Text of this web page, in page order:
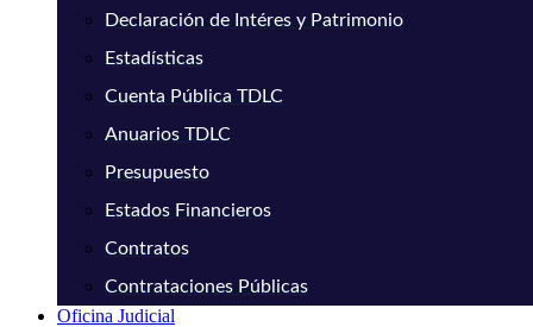
Declaración de Intéres y Patrimonio
Estadísticas
Cuenta Pública TDLC
Anuarios TDLC
Presupuesto
Estados Financieros
Contratos
Contrataciones Públicas
Oficina Judicial